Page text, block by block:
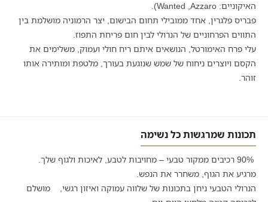
האיקוניים: Wanted ,Azzaro).
פבריס פלגרין, אחד ממובילי תחום הבישום, יצר הרמוניה מושלמת בין
התווים הפרחוניים של הנרולי לבין חום פריחת התפוז.
עלי פרח האימורטל, הנושאים איתם ריח חולי ועמוק, משלימים את
הקסם ויוצרים ניחוח של שמש שנוגעת בעורך, מלטפת ומותירה אותו
זוהר.
תכונות שמרגשות כל נשימה
רכיבים ממקור טבעי – מחויבות לטבע, לאיכות ולגוף שלך.
מרגיע את הגוף, משחרר את הנפש.
הנרולי הטבעי ניחן בתכונות של שלווה עמוקה ואיזון רגשי, מושלם